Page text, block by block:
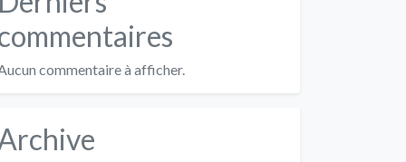
commentaire à afficher.